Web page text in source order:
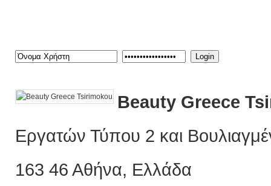
Login
Beauty Greece
Εργατών Τύπου 2 και
163 46 Αθήνα, Ελλάδα